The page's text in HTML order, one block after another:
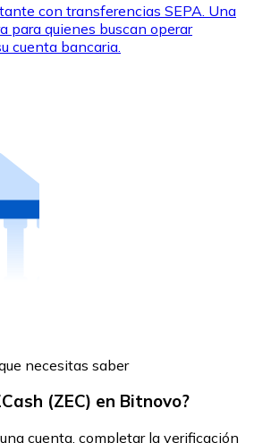
con transferencias SEPA. Una
para quienes buscan operar
cuenta bancaria.
necesitas saber
(ZEC) en Bitnovo?
cuenta, completar la verificación